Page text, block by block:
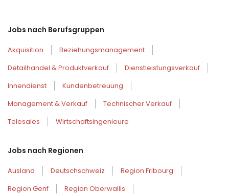
Jobs nach Berufsgruppen
Akquisition
Beziehungsmanagement
Detailhandel & Produktverkauf
Dienstleistungsverkauf
Innendienst
Kundenbetreuung
Management & Verkauf
Technischer Verkauf
Telesales
Wirtschaftsingenieure
Jobs nach Regionen
Ausland Deutschschweiz
Region Fribourg
Region Genf
Region Oberwallis